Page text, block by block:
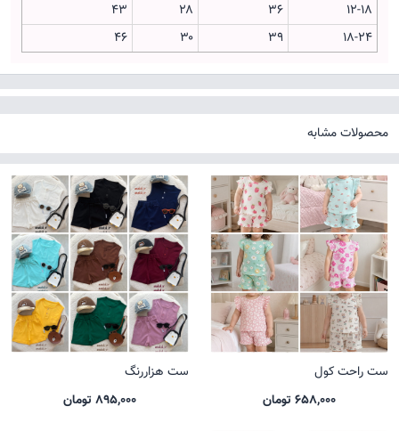
۱۲-۱۸
۳۶ ۲۸
۴۳
۱۸-۲۴
۳۹ ۳۰ ۴۶
محصولات مشابه
ست راحت کول
658,000 تومان
ست هزاررنگ
895,000 تومان